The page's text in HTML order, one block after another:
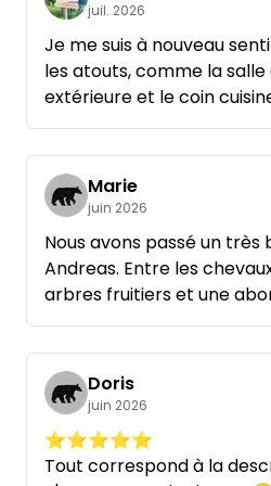
il m’a même offert, à ma
peu de sa récolte de
l’ensemble, j’ai été
puis : l’emplacement
juil. 2026
Je me suis à nouveau
les atouts, comme la
extérieure et le coin
simplement parfaits.
passe sans aucun
Marie
juin 2026
Nous avons passé un
Andreas. Entre les
arbres fruitiers et une
de légumes, c'est
pour faire du camping. Le
calme, il embaume
fraises en ce moment et,
que l'aménagement du
avec beaucoup d'amour.
avec plaisir !
Doris
juin 2026
⭐⭐⭐⭐⭐
Tout correspond à la